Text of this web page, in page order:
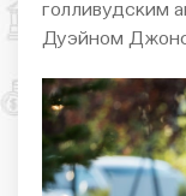
голливудским
Дуэйном